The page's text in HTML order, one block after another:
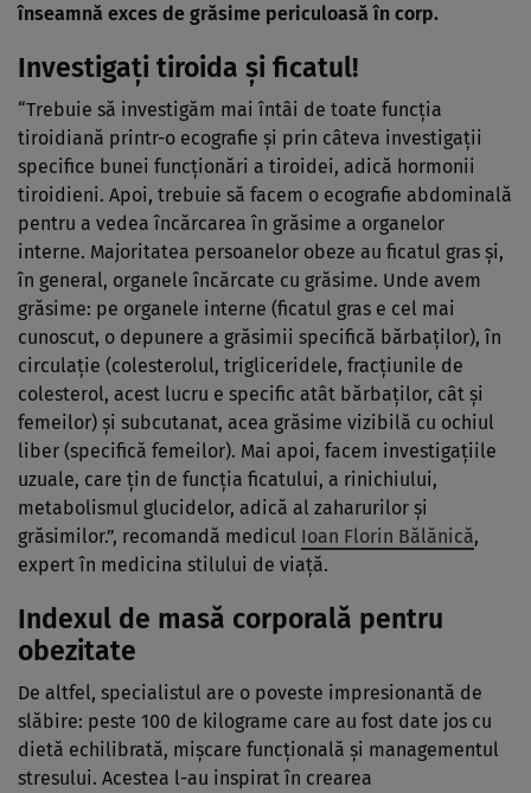
înseamnă exces de grăsime periculoasă în corp.
Investigaţi tiroida şi ficatul!
“Trebuie să investigăm mai întâi de toate funcţia
tiroidiană printr-o ecografie şi prin câteva investigaţii
specifice bunei funcţionări a tiroidei, adică hormonii
tiroidieni. Apoi, trebuie să facem o ecografie abdominală
pentru a vedea încărcarea în grăsime a organelor
interne. Majoritatea persoanelor obeze au ficatul gras şi,
în general, organele încărcate cu grăsime. Unde avem
grăsime: pe organele interne (ficatul gras e cel mai
cunoscut, o depunere a grăsimii specifică bărbaţilor), în
circulaţie (colesterolul, trigliceridele, fracţiunile de
colesterol, acest lucru e specific atât bărbaţilor, cât şi
femeilor) şi subcutanat, acea grăsime vizibilă cu ochiul
liber (specifică femeilor). Mai apoi, facem investigaţiile
uzuale, care ţin de funcţia ficatului, a rinichiului,
metabolismul glucidelor, adică al zaharurilor şi
grăsimilor.”, recomandă medicul Ioan Florin Bălănică,
expert în medicina stilului de viaţă.
Indexul de masă corporală pentru
obezitate
De altfel, specialistul are o poveste impresionantă de
slăbire: peste 100 de kilograme care au fost date jos cu
dietă echilibrată, mişcare funcţională şi managementul
stresului. Acestea l-au inspirat în crearea